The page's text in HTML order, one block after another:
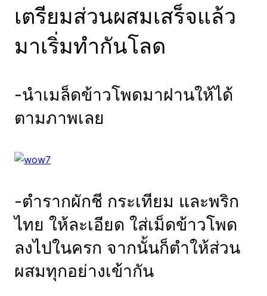
เตรียมส่วนผสมเสร็จแล้ว
มาเริ่มทำกันโลด
-นำเมล็ดข้าวโพดมาฝานให้ได้
ตามภาพเลย
-ตำรากผักชี กระเทียม และพริก
ไทย ให้ละเอียด ใส่เม็ดข้าวโพด
ลงไปในครก จากนั้นก็ตำให้ส่วน
ผสมทุกอย่างเข้ากัน